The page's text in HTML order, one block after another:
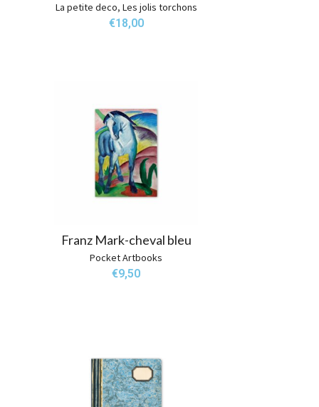
La petite deco, Les jolis torchons
€18,00
Franz Mark-cheval bleu
Pocket Artbooks
€9,50